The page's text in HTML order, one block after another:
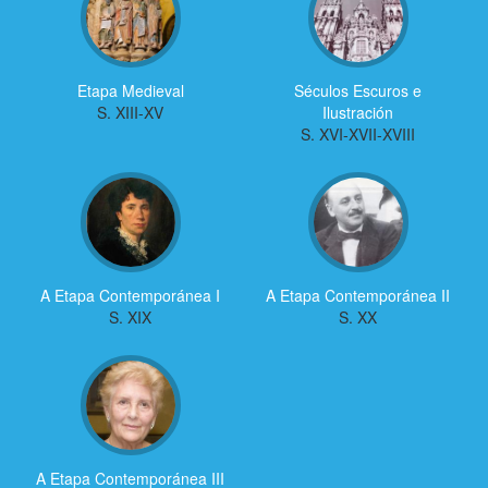
Etapa Medieval
S. XIII-XV
Séculos Escuros e
Ilustración
S. XVI-XVII-XVIII
A Etapa Contemporánea I
S. XIX
A Etapa Contemporánea II
S. XX
A Etapa Contemporánea III